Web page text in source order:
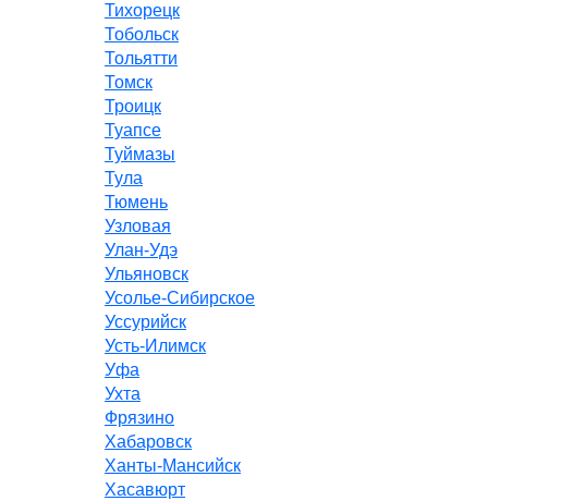
Тихорецк
Тобольск
Тольятти
Томск
Троицк
Туапсе
Туймазы
Тула
Тюмень
Узловая
Улан-Удэ
Ульяновск
Усолье-Сибирское
Уссурийск
Усть-Илимск
Уфа
Ухта
Фрязино
Хабаровск
Ханты-Мансийск
Хасавюрт